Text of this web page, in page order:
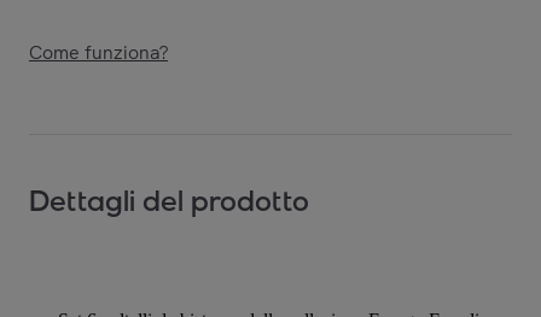
Come funziona?
Dettagli del prodotto